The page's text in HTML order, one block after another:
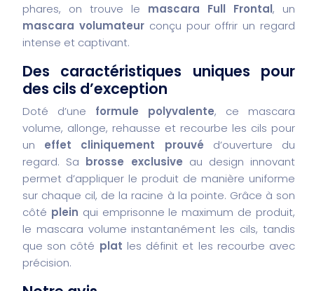
phares, on trouve le mascara Full Frontal, un
mascara volumateurconçu pour offrir un regard
intense et captivant.
Des caractéristiques uniques pour
des cils d’exception
Doté d’une formule polyvalente, ce mascara
volume, allonge, rehausse et recourbe les cils pour
un effet cliniquement prouvé d’ouverture du
regard. Sa brosse exclusive au design innovant
permet d’appliquer le produit de manière uniforme
sur chaque cil, de la racine à la pointe. Grâce à son
côté plein qui emprisonne le maximum de produit,
le mascara volume instantanément les cils, tandis
que son côté plat les définit et les recourbe avec
précision.